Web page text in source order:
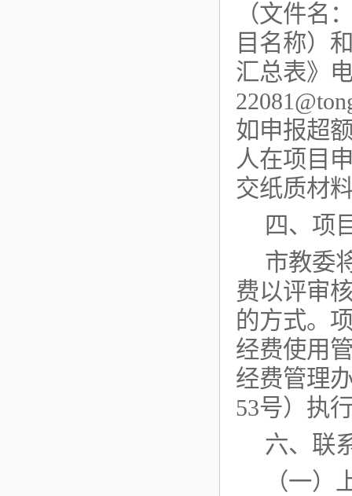
（文件名
目名称）
汇总表》
如申报超
人在项目
交纸质材
四、项
市教委
费以评审
的方式。
经费使用
经费管理
53号）执
六、联
（一）